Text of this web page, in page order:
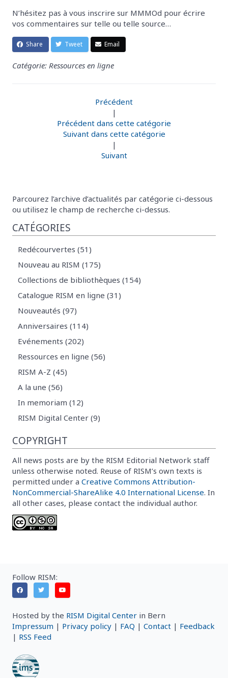
N’hésitez pas à vous inscrire sur MMMOd pour écrire
vos commentaires sur telle ou telle source…
Share Tweet Email
Catégorie: Ressources en ligne
Précédent
|
Précédent dans cette catégorie
Suivant dans cette catégorie
|
Suivant
Parcourez l’archive d’actualités par catégorie ci-dessous
ou utilisez le champ de recherche ci-dessus.
CATÉGORIES
Redécourvertes (51)
Nouveau au RISM (175)
Collections de bibliothèques (154)
Catalogue RISM en ligne (31)
Nouveautés (97)
Anniversaires (114)
Evénements (202)
Ressources en ligne (56)
RISM A-Z (45)
A la une (56)
In memoriam (12)
RISM Digital Center (9)
COPYRIGHT
All news posts are by the RISM Editorial Network staff
unless otherwise noted. Reuse of RISM’s own texts is
permitted under a Creative Commons Attribution-
NonCommercial-ShareAlike 4.0 International License. In
all other cases, please contact the individual author.
Follow RISM:
Hosted by the RISM Digital Center in Bern
Impressum | Privacy policy | FAQ | Contact | Feedback
| RSS Feed